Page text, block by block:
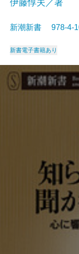
伊藤惇夫／著
新潮新書 978-4-
新書電子書籍あり